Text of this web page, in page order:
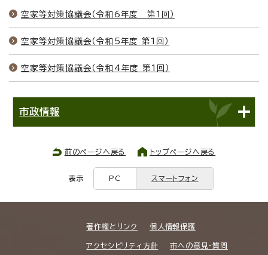
空家等対策協議会（令和6年度 第1回）
空家等対策協議会（令和5年度 第1回）
空家等対策協議会（令和4年度 第1回）
市政情報
前のページへ戻る トップページへ戻る
表示 PC スマートフォン
著作権とリンク 個人情報保護
アクセシビリティ方針 市への意見・質問